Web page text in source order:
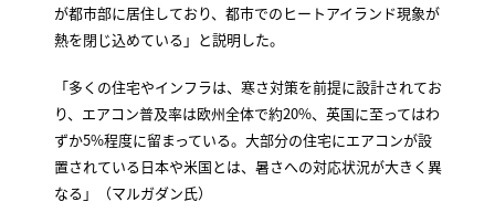
が都市部に居住しており、都市でのヒートアイランド現象が
熱を閉じ込めている」と説明した。
「多くの住宅やインフラは、寒さ対策を前提に設計されてお
り、エアコン普及率は欧州全体で約20%、英国に至ってはわ
ずか5%程度に留まっている。大部分の住宅にエアコンが設
置されている日本や米国とは、暑さへの対応状況が大きく異
なる」（マルガダン氏）